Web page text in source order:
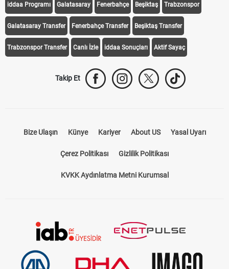
iddaa Programı Galatasaray Fenerbahçe Beşiktaş Trabzonspor
Galatasaray Transfer Fenerbahçe Transfer Beşiktaş Transfer
Trabzonspor Transfer Canlı İzle iddaa Sonuçları Aktif Sayaç
Takip Et
Bize Ulaşın Künye Kariyer About US Yasal Uyarı
Çerez Politikası Gizlilik Politikası
KVKK Aydınlatma Metni Kurumsal